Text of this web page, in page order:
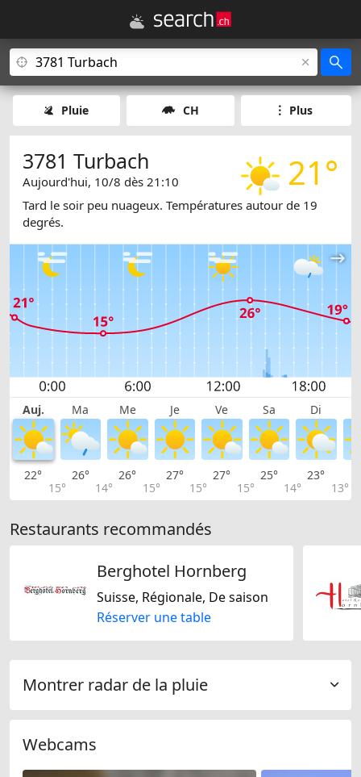
Pluie CH Plus
21°
3781 Turbach
Aujourd'hui, 10/8 dès 21:10
Tard le soir peu nuageux. Températures autour de 19
degrés.
Auj. Ma Me Je Ve Sa Di
22°
15°
26°
14°
26°
15°
27°
15°
27°
15°
25°
14°
23°
13°
Restaurants recommandés
Berghotel Hornberg
Suisse, Régionale, De saison
Réserver une table
Montrer radar de la pluie
Webcams